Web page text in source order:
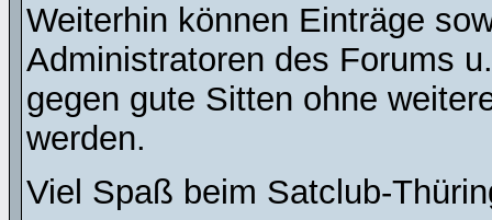
Weiterhin können Einträge
Administratoren des Forums
gegen gute Sitten ohne
werden.
Viel Spaß beim Satclub-